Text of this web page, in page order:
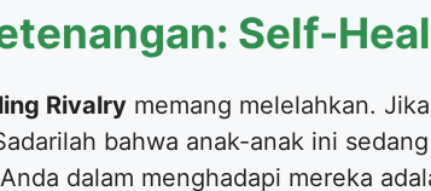
Self-
Rivalry memang melelahkan.
bahwa anak-anak ini
dalam menghadapi mereka